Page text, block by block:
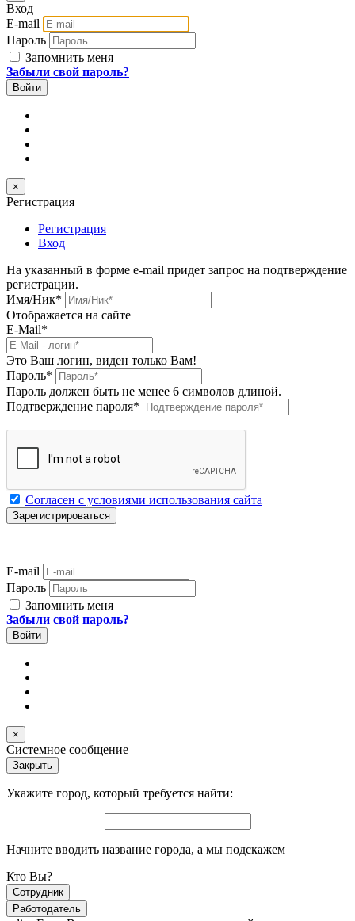
Вход
E-mail
Пароль
Запомнить меня
Забыли свой пароль?
×
Регистрация
Регистрация
Вход
На указанный в форме e-mail придет запрос на подтверждение
регистрации.
Имя/Ник*
Отображается на сайте
E-Mail*
Это Ваш логин, виден только Вам!
Пароль*
Пароль должен быть не менее 6 символов длиной.
Подтверждение пароля*
Согласен с условиями использования сайта
E-mail
Пароль
Запомнить меня
Забыли свой пароль?
×
Системное сообщение
Закрыть
Укажите город, который требуется найти:
Начните вводить название города, а мы подскажем
Кто Вы?
Сотрудник
Работодатель